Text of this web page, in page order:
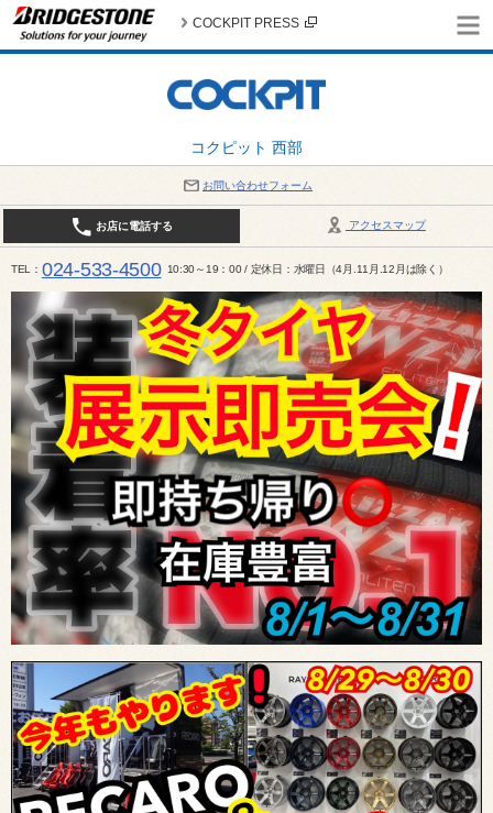
コクピット 西部
COCKPIT PRESS
お問い合わせフォーム
アクセスマップ
お店に電話する
TEL 024-533-4500 10:30～19：00 / 定休日：水曜日（4月.11月.12月